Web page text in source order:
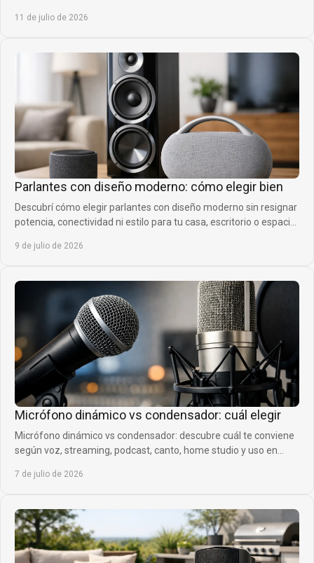
11 de julio de 2026
Parlantes con diseño moderno: cómo elegir bien
Descubrí cómo elegir parlantes con diseño moderno sin resignar
potencia, conectividad ni estilo para tu casa, escritorio o espacio
9 de julio de 2026
Micrófono dinámico vs condensador: cuál elegir
Micrófono dinámico vs condensador: descubre cuál te conviene
según voz, streaming, podcast, canto, home studio y uso en
7 de julio de 2026